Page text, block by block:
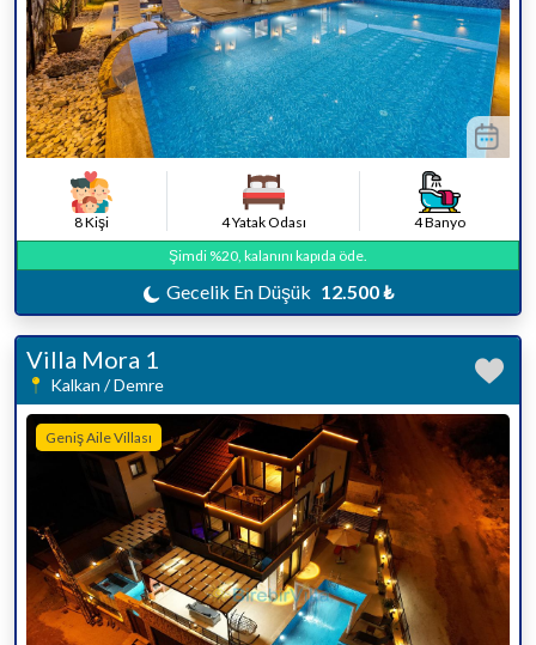
8 Kişi 4 Yatak Odası
4 Banyo
Şimdi %20, kalanını kapıda öde.
Gecelik En Düşük 12.500 ₺
Villa Mora 1
Kalkan / Demre
Geniş Aile Villası